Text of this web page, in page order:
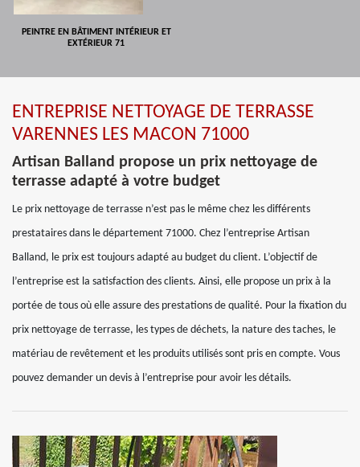
PEINTRE EN BÂTIMENT INTÉRIEUR ET
EXTÉRIEUR 71
ENTREPRISE NETTOYAGE DE TERRASSE
VARENNES LES MACON 71000
Artisan Balland propose un prix nettoyage de
terrasse adapté à votre budget
Le prix nettoyage de terrasse n’est pas le même chez les différents
prestataires dans le département 71000. Chez l’entreprise Artisan
Balland, le prix est toujours adapté au budget du client. L’objectif de
l’entreprise est la satisfaction des clients. Ainsi, elle propose un prix à la
portée de tous où elle assure des prestations de qualité. Pour la fixation du
prix nettoyage de terrasse, les types de déchets, la nature des taches, le
matériau de revêtement et les produits utilisés sont pris en compte. Vous
pouvez demander un devis à l’entreprise pour avoir les détails.